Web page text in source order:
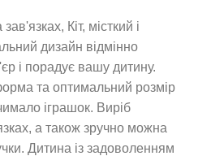
Кіт, місткий і
дизайн відмінно
і порадує вашу дитину.
та оптимальний розмір
іграшок. Виріб
а також зручно можна
Дитина із задоволенням